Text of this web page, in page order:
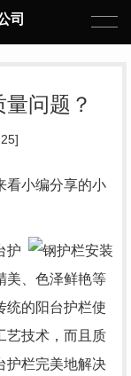
司
问题？
看小编分享的小
护
美、色泽鲜艳等
统的阳台护栏使
艺技术，而且质
护栏完美地解决